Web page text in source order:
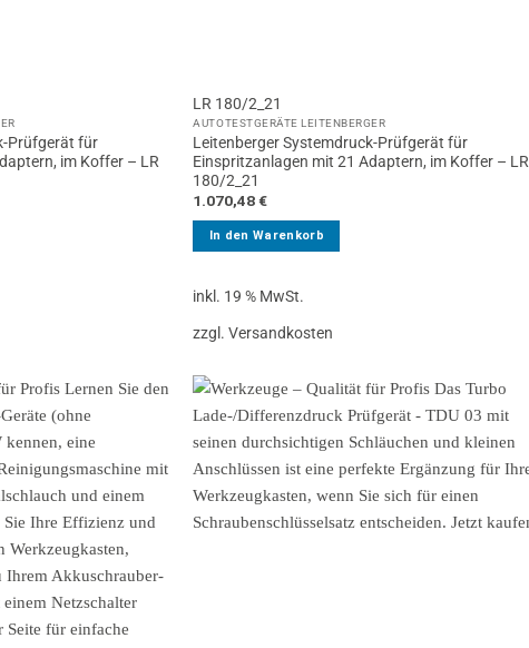
Prüfgerät für
im Koffer – LR
LR 180/2_21
AUTOTESTGERÄTE LEITENBERGER
Leitenberger Systemdruck-Prüfgerät für
Einspritzanlagen mit 21 Adaptern, im Koffer – LR
180/2_21
1.070,48€
In den Warenkorb
inkl. 19 % MwSt.
zzgl. Versandkosten